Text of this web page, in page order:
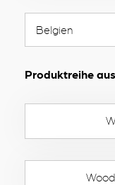
Produktreihe